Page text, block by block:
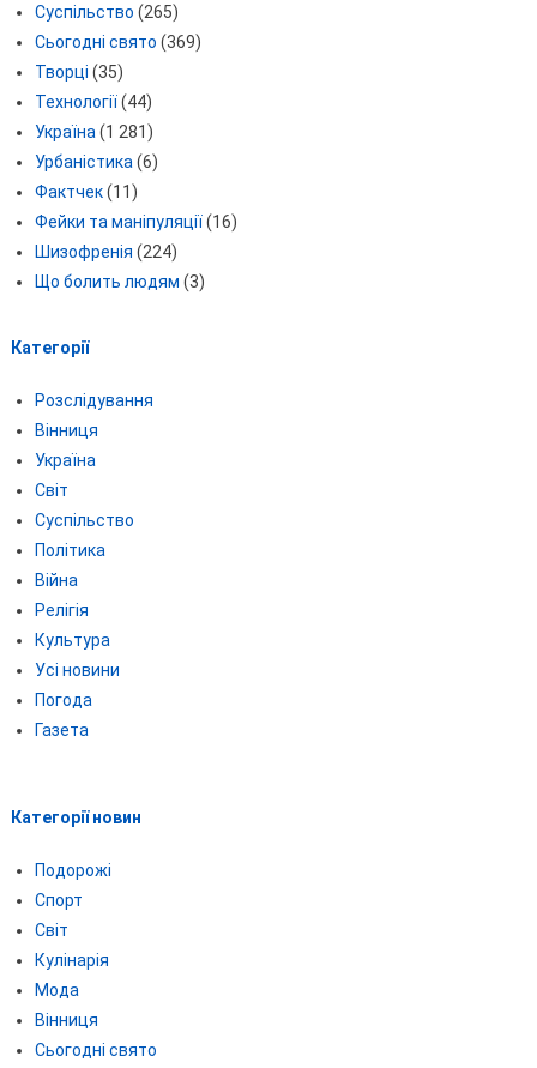
Суспільство (265)
Сьогодні свято (369)
Творці (35)
Технології(44)
Україна (1 281)
Урбаністика (6)
Фактчек(11)
Фейки та маніпуляції(16)
Шизофренія (224)
Що болить людям (3)
Категорії
Розслідування
Вінниця
Україна
Світ
Суспільство
Політика
Війна
Релігія
Культура
Усі новини
Погода
Газета
Категорії новин
Подорожі
Спорт
Світ
Кулінарія
Мода
Вінниця
Сьогодні свято